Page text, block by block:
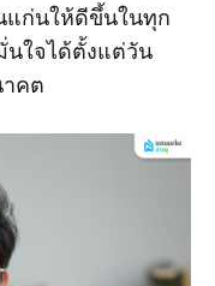
แก่นให้ดีขึ้นในทุก
นใจได้ตั้งแต่วัน
คต